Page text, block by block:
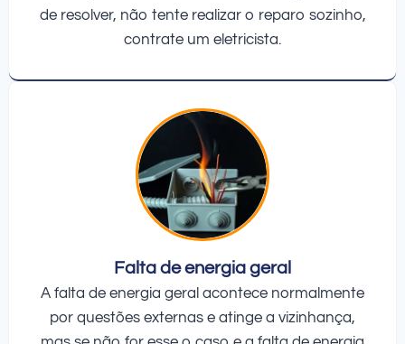
de resolver, não tente realizar o reparo sozinho,
contrate um eletricista.
Falta de energia geral
A falta de energia geral acontece normalmente
por questões externas e atinge a vizinhança,